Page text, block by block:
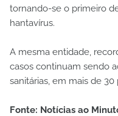
tornando-se o primeiro
hantavírus.
A mesma entidade,
casos continuam sendo
sanitárias, em mais de 30
Fonte: Notícias ao